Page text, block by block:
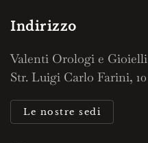
Indirizzo
Valenti Orologi e Gioielli
Str. Luigi Carlo Farini, 10
Le nostre sedi